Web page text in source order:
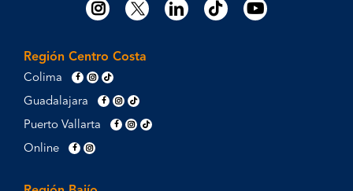
Región Centro Costa
Colima
Guadalajara
Puerto Vallarta
Online